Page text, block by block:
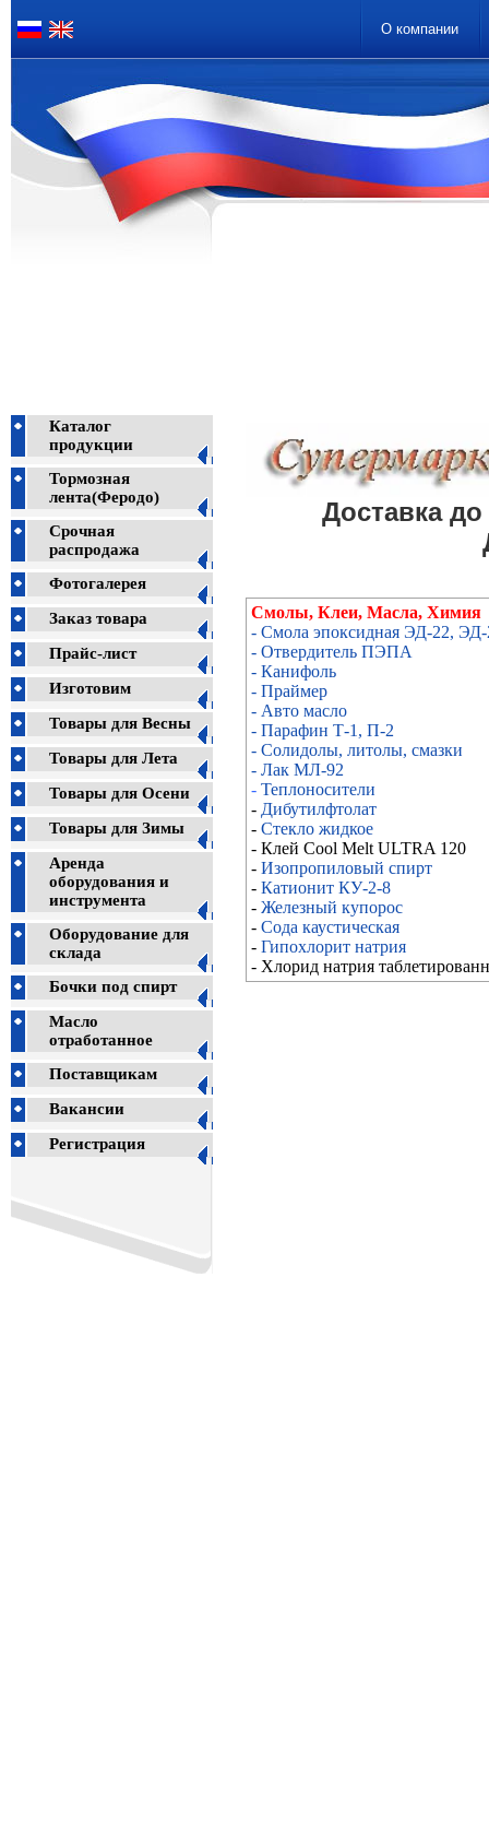
О компании
Каталог
продукции
Тормозная
лента(Феродо)
Срочная
распродажа
Фотогалерея
Заказ товара
Прайс-лист
Изготовим
Товары для Весны
Товары для Лета
Товары для Осени
Товары для Зимы
Аренда
оборудования и
инструмента
Оборудование для
склада
Бочки под спирт
Масло
отработанное
Поставщикам
Вакансии
Регистрация
Доставка
Смолы, Клеи, Масла, Химия
- Смола эпоксидная ЭД-22,
- Отвердитель ПЭПА
- Канифоль
- Праймер
- Авто масло
- Парафин Т-1, П-2
- Солидолы, литолы, смазки
- Лак МЛ-92
- Теплоносители
- Дибутилфтолат
- Стекло жидкое
- Клей Cool Melt ULTRA 120
- Изопропиловый спирт
- Катионит КУ-2-8
- Железный купорос
- Сода каустическая
- Гипохлорит натрия
- Хлорид натрия